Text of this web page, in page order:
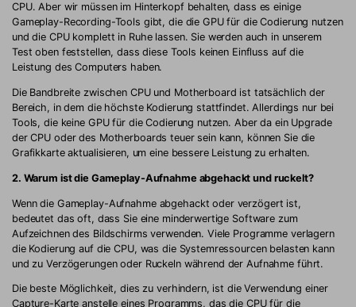
CPU. Aber wir müssen im Hinterkopf behalten, dass es einige
Gameplay-Recording-Tools gibt, die die GPU für die Codierung nutzen
und die CPU komplett in Ruhe lassen. Sie werden auch in unserem
Test oben feststellen, dass diese Tools keinen Einfluss auf die
Leistung des Computers haben.
Die Bandbreite zwischen CPU und Motherboard ist tatsächlich der
Bereich, in dem die höchste Kodierung stattfindet. Allerdings nur bei
Tools, die keine GPU für die Codierung nutzen. Aber da ein Upgrade
der CPU oder des Motherboards teuer sein kann, können Sie die
Grafikkarte aktualisieren, um eine bessere Leistung zu erhalten.
2. Warum ist die Gameplay-Aufnahme abgehackt und ruckelt?
Wenn die Gameplay-Aufnahme abgehackt oder verzögert ist,
bedeutet das oft, dass Sie eine minderwertige Software zum
Aufzeichnen des Bildschirms verwenden. Viele Programme verlagern
die Kodierung auf die CPU, was die Systemressourcen belasten kann
und zu Verzögerungen oder Ruckeln während der Aufnahme führt.
Die beste Möglichkeit, dies zu verhindern, ist die Verwendung einer
Capture-Karte anstelle eines Programms, das die CPU für die